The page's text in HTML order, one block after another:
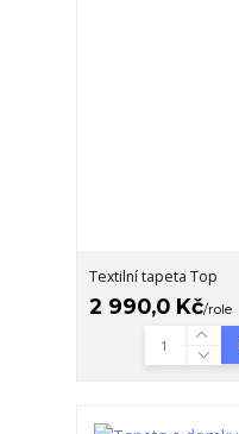
Textilní tapeta Top
2 990,0 Kč/role